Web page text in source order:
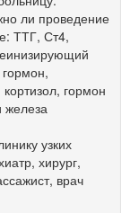
ли проведение
ТТГ, Ст4,
гормон
железа
узких
хирург,
врач